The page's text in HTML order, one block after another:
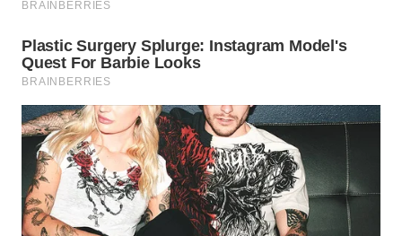
WN
WN
WN
PRIANGAN
TIMUR
WN